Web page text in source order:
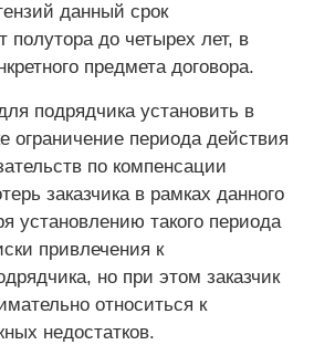
данный срок
полутора до четырех лет, в
предмета договора.
подрядчика установить в
ограничение периода действия
по компенсации
заказчика в рамках данного
установлению такого периода
привлечения к
но при этом заказчик
относиться к
недостатков.